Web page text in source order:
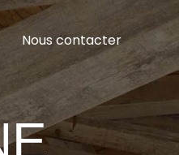
Nous contacter